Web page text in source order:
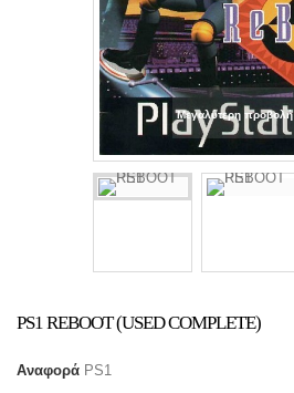
Μεγαλύτερη προβολή
PS1 REBOOT (USED COMPLETE)
Αναφορά PS1